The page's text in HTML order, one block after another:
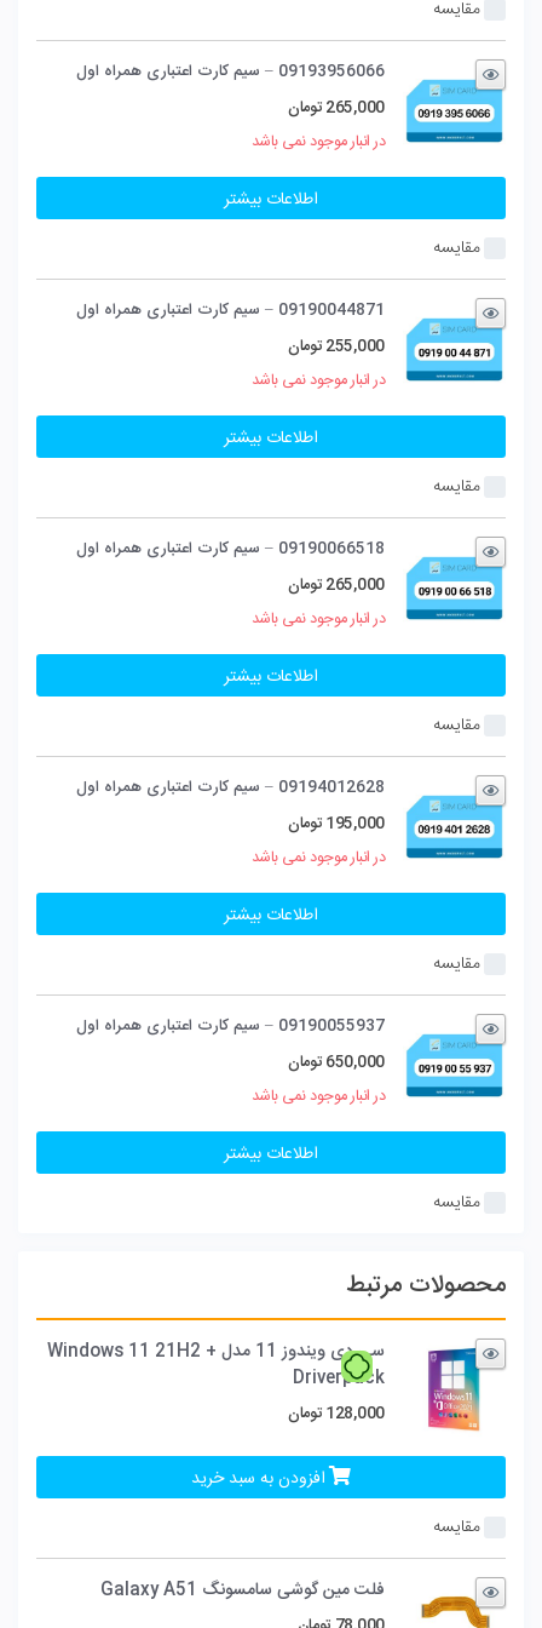
مقایسه
09193956066 – سیم کارت اعتباری همراه اول
265,000 تومان
در انبار موجود نمی باشد
اطلاعات بیشتر
مقایسه
09190044871 – سیم کارت اعتباری همراه اول
255,000 تومان
در انبار موجود نمی باشد
اطلاعات بیشتر
مقایسه
09190066518 – سیم کارت اعتباری همراه اول
265,000 تومان
در انبار موجود نمی باشد
اطلاعات بیشتر
مقایسه
09194012628 – سیم کارت اعتباری همراه اول
195,000 تومان
در انبار موجود نمی باشد
اطلاعات بیشتر
مقایسه
09190055937 – سیم کارت اعتباری همراه اول
650,000 تومان
در انبار موجود نمی باشد
اطلاعات بیشتر
مقایسه
محصولات مرتبط
سی دی ویندوز 11 مدل Windows 11 21H2 +
Driverpack
128,000 تومان
افزودن به سبد خرید
مقایسه
فلت مین گوشی سامسونگ Galaxy A51